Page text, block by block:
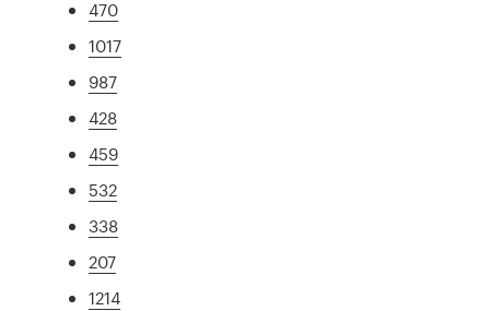
470
1017
987
428
459
532
338
207
1214